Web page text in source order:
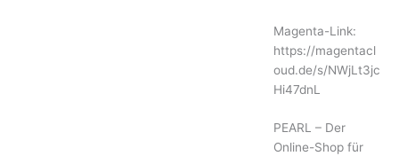
Magenta-Link:
https://magentacl
oud.de/s/NWjLt3jc
Hi47dnL
PEARL – Der
Online-Shop für